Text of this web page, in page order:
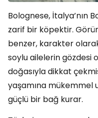
Bolognese, İtalya’nın
zarif bir köpektir.
benzer, karakter
soylu ailelerin gözdesi
doğasıyla dikkat
yaşamına mükemmel
güçlü bir bağ kurar.